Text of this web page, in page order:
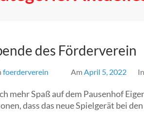
des Förderverein
foerderverein Am April 5, 2022 In
mehr Spaß auf dem Pausenhof
dass das neue Spielgerät bei